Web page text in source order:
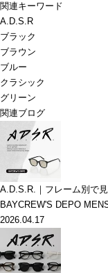
関連キーワード
A.D.S.R
ブラック
ブラウン
ブルー
クラシック
グリーン
関連ブログ
A.D.S.R.｜フレーム別で
BAYCREW'S DEPO
2026.04.17